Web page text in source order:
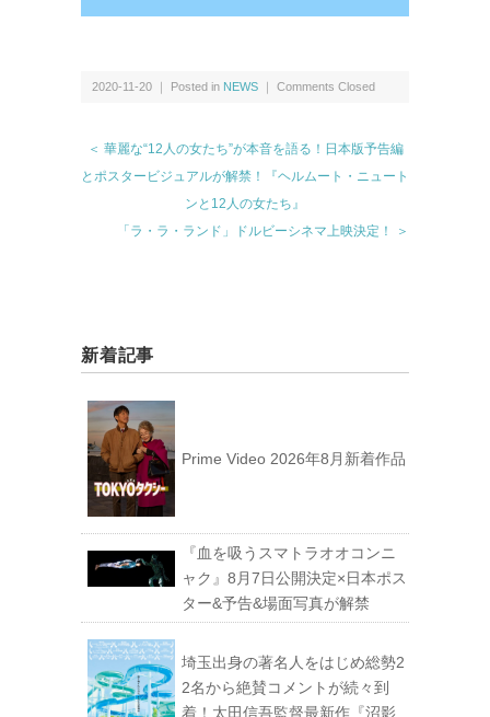
2020-11-20 ｜ Posted in NEWS ｜ Comments Closed
＜ 華麗な“12人の女たち”が本音を語る！日本版予告編
とポスタービジュアルが解禁！『ヘルムート・ニュート
ンと12人の女たち』
「ラ・ラ・ランド」ドルビーシネマ上映決定！ ＞
新着記事
Prime Video 2026年8月新着作品
『血を吸うスマトラオオコンニ
ャク』8月7日公開決定×日本ポス
ター&予告&場面写真が解禁
埼玉出身の著名人をはじめ総勢2
2名から絶賛コメントが続々到
着！太田信吾監督最新作『沼影